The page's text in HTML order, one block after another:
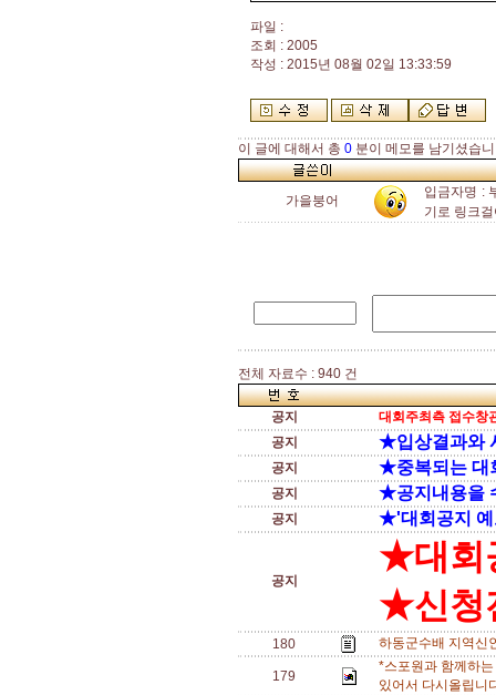
파일 :
조회 : 2005
작성 : 2015년 08월 02일 13:33:59
이 글에 대해서 총 0 분이 메모를 남기셨습
가을붕어
입금자명 :
기로 링크
전체 자료수 : 940 건
공지
대회주최측 접수창
공지
★입상결과와
공지 ★중복되는 대
공지 ★공지내용을
공지 ★'대회공지 예
공지
★대회
★신청
180 하동군수배 지역신
179
*스포원과 함께하
있어서 다시올립니